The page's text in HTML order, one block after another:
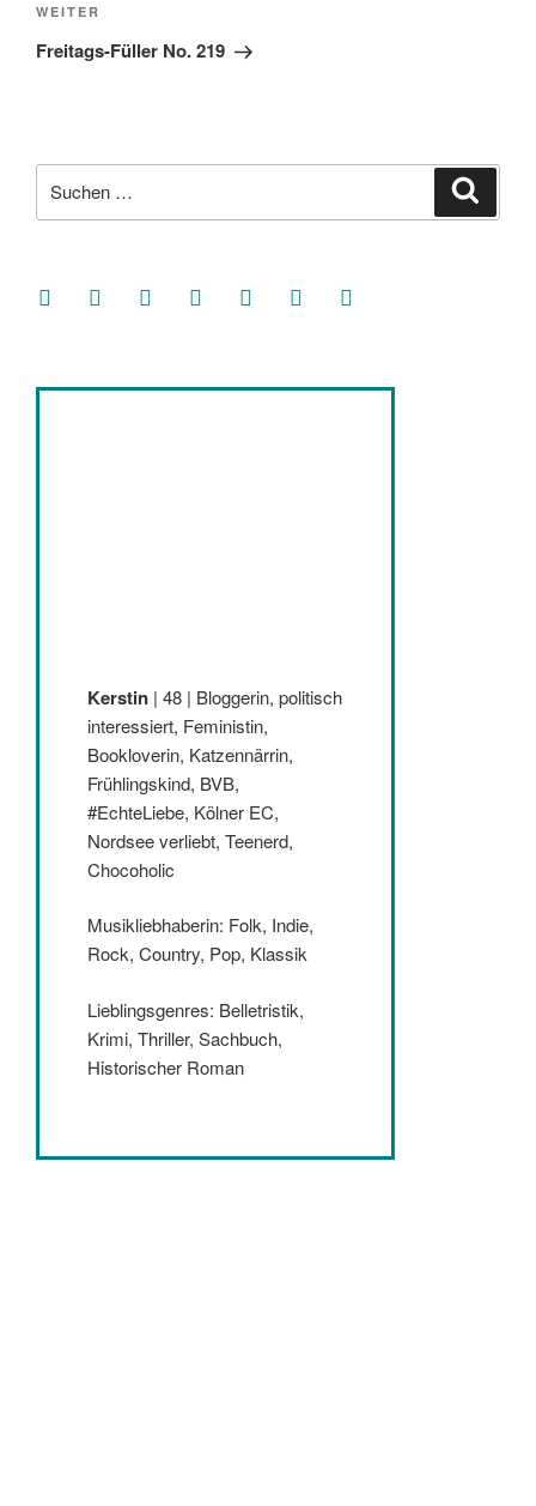
Nächster
Beitrag
WEITER
Freitags-Füller No. 219
nach:
facebooksoundcloud
twitter mastodoninstagramthreads goodreads
Kerstin | 48 | Bloggerin, politisch
interessiert, Feministin,
Bookloverin, Katzennärrin,
Frühlingskind, BVB,
#EchteLiebe, Kölner EC,
Nordsee verliebt, Teenerd,
Chocoholic
Musikliebhaberin: Folk, Indie,
Rock, Country, Pop, Klassik
Lieblingsgenres: Belletristik,
Krimi, Thriller, Sachbuch,
Historischer Roman